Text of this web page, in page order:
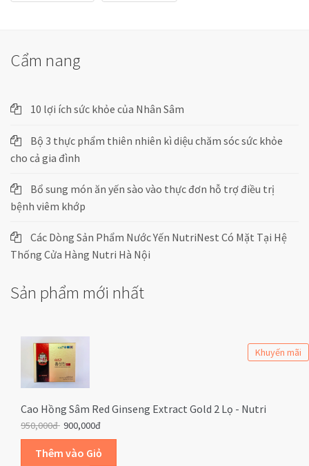
Cẩm nang
10 lợi ích sức khỏe của Nhân Sâm
Bộ 3 thực phẩm thiên nhiên kì diệu chăm sóc sức khỏe
cho cả gia đình
Bổ sung món ăn yến sào vào thực đơn hỗ trợ điều trị
bệnh viêm khớp
Các Dòng Sản Phẩm Nước Yến NutriNest Có Mặt Tại Hệ
Thống Cửa Hàng Nutri Hà Nội
Sản phẩm mới nhất
Khuyến mãi
Cao Hồng Sâm Red Ginseng Extract Gold 2 Lọ - Nutri
950,000đ 900,000đ